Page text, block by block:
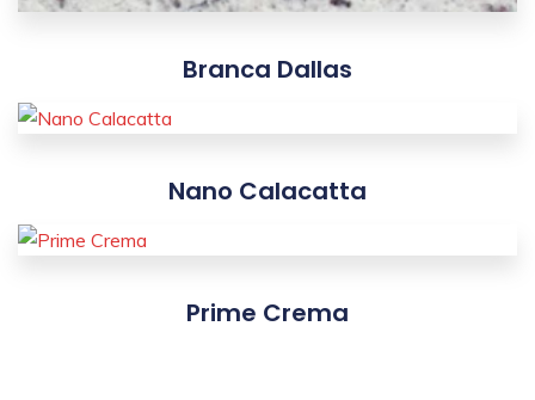
Branca Dallas
Nano Calacatta
Prime Crema